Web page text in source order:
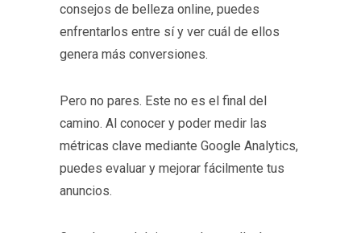
consejos de belleza online, puedes
enfrentarlos entre sí y ver cuál de ellos
genera más conversiones.
Pero no pares. Este no es el final del
camino. Al conocer y poder medir las
métricas clave mediante Google Analytics,
puedes evaluar y mejorar fácilmente tus
anuncios.